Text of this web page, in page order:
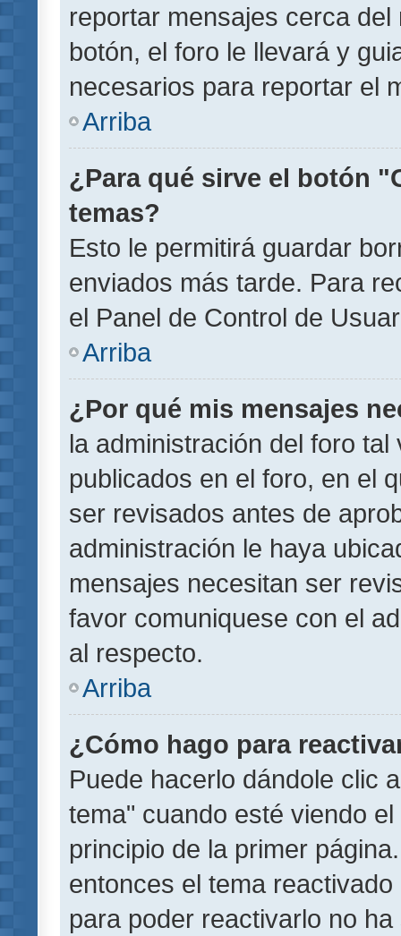
reportar mensajes cerca
botón, el foro le llevará y
necesarios para reportar el
Arriba
¿Para qué sirve el botón
temas?
Esto le permitirá guardar
enviados más tarde. Para
el Panel de Control de
Arriba
¿Por qué mis mensajes
la administración del foro
publicados en el foro, en el
ser revisados antes de
administración le haya
mensajes necesitan ser
favor comuniquese con el
al respecto.
Arriba
¿Cómo hago para
Puede hacerlo dándole clic
tema" cuando esté viendo
principio de la primer
entonces el tema
para poder reactivarlo no